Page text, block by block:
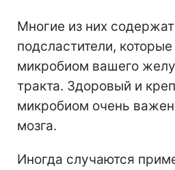
Многие из них
подсластители,
микробиом вашего
тракта. Здоровый и
микробиом очень
мозга.
Иногда случаются